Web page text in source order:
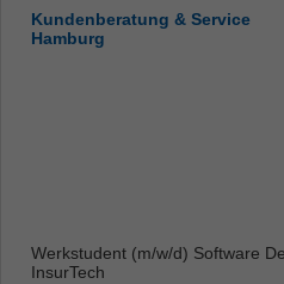
Kundenberatung & Service
Hamburg
Werkstudent (m/w/d) Software
InsurTech